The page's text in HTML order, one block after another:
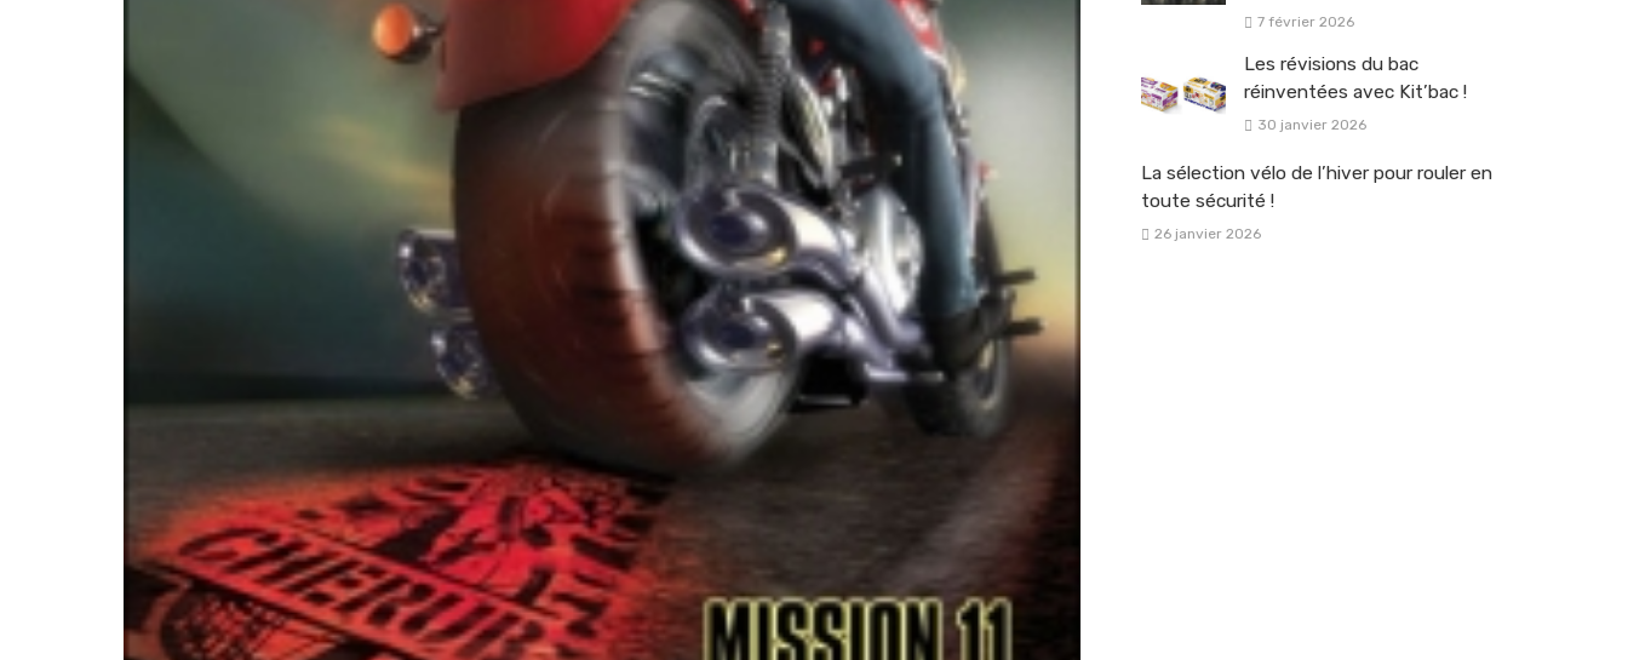
7 février 2026
Les révisions du bac
réinventées avec Kit’bac !
30 janvier 2026
La sélection vélo de l’hiver pour rouler en
toute sécurité !
26 janvier 2026